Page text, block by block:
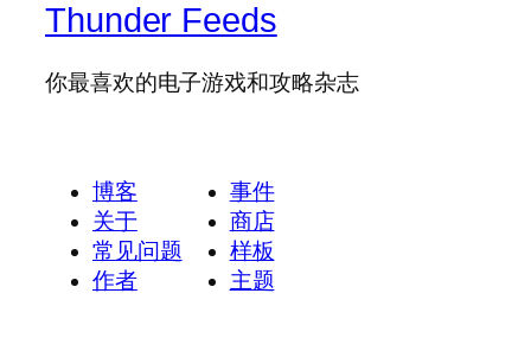
Thunder Feeds
你最喜欢的电子游戏和攻略杂志
博客
关于
常见问题
作者
事件
商店
样板
主题